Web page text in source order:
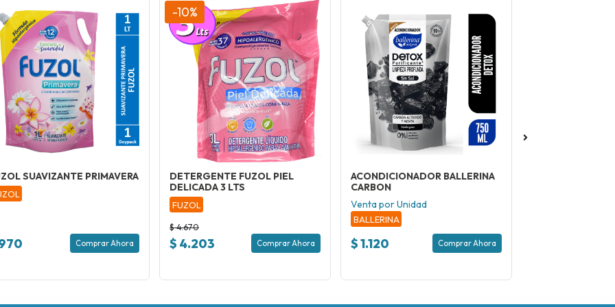
SUAVIZANTE PRIMAVERA
Comprar Ahora
-10%
DETERGENTE FUZOL PIEL
DELICADA 3 LTS
FUZOL
$ 4.670
$ 4.203 Comprar Ahora
ACONDICIONADOR BALLERINA
CARBON
Venta por Unidad
BALLERINA
$ 1.120 Comprar Ahora